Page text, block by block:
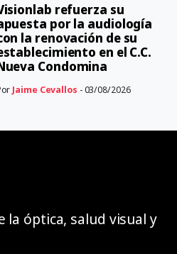
refuerza su
por la audiología
la renovación de su
en el C.C.
Condomina
Jaime Cevallos - 03/08/2026
la óptica, salud visual y